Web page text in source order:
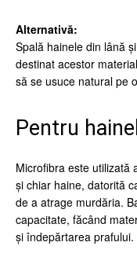
Alternativă:
Spală hainele din lână
destinat acestor
să se usuce natural pe
Pentru
Microfibra este utilizată
și chiar haine, datorită
de a atrage murdăria.
capacitate, făcând
și îndepărtarea prafului.